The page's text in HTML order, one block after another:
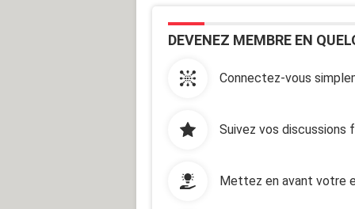
DEVENEZ MEMBRE EN
Connectez-vous
Suivez vos
Mettez en avant votre